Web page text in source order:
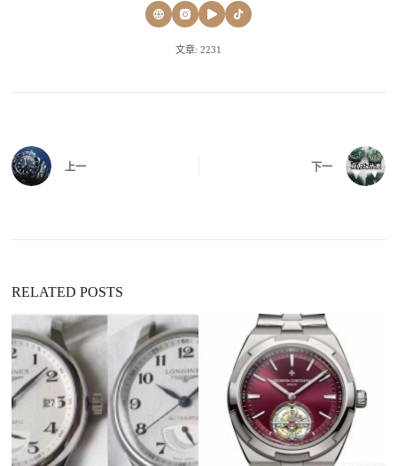
文章: 2231
上一 下一
RELATED POSTS